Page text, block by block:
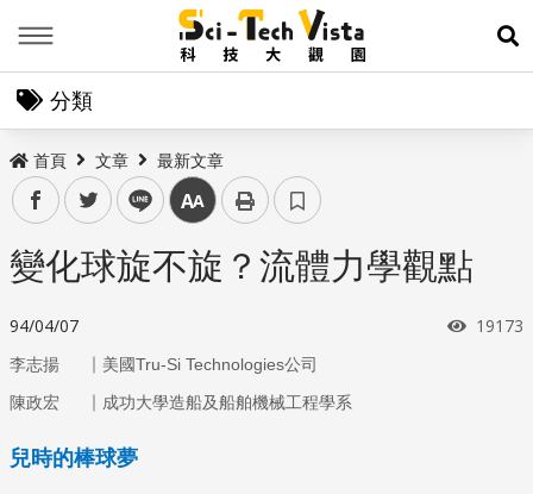
展
分類
首頁 文章 最新文章
facebooktwitter line 中
變化球旋不旋？流體力學觀點
94/04/07 瀏覽次
19173
李志揚 ｜ 美國Tru-Si Technologies公司
陳政宏
｜ 成功大學造船及船舶機械工程學系
兒時的棒球夢